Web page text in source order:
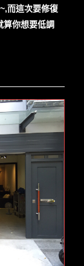
而這次要修復
算你想要低調